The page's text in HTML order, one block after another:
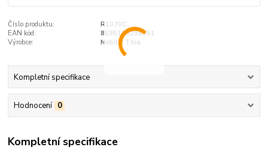
Číslo produktu:
R1070C
EAN kód:
8595100296351
Výrobce:
Nobilis Tilia
Kompletní specifikace
Hodnocení 0
Kompletní specifikace